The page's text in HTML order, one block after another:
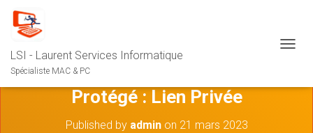
LSI - Laurent Services Informatique
Spécialiste MAC & PC
Protégé : Lien Privée
Published by adminon 21 mars 2023